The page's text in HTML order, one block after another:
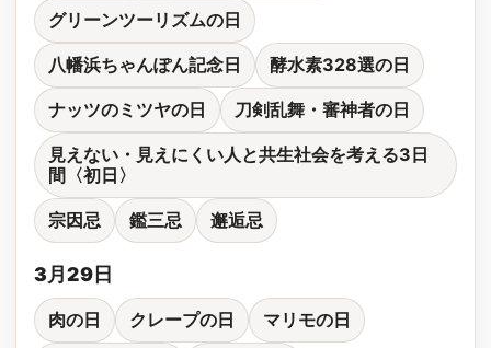
グリーンツーリズムの日
八幡浜ちゃんぽん記念日 酵水素328選の日
ナッツのミツヤの日 刀剣乱舞・審神者の日
見えない・見えにくい人と共生社会を考える3日
間〈初日〉
宗因忌 鑑三忌 邂逅忌
3月29日
肉の日 クレープの日 マリモの日